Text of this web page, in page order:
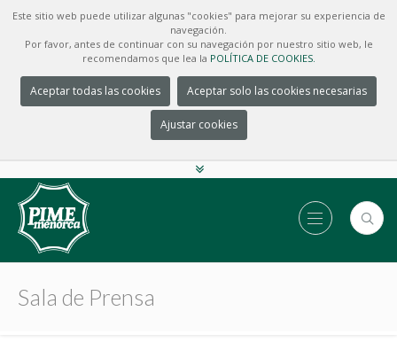
Este sitio web puede utilizar algunas "cookies" para mejorar su experiencia de
navegación.
Por favor, antes de continuar con su navegación por nuestro sitio web, le
recomendamos que lea la POLÍTICA DE COOKIES.
Aceptar todas las cookies Aceptar solo las cookies necesarias
Ajustar cookies
Sala de Prensa